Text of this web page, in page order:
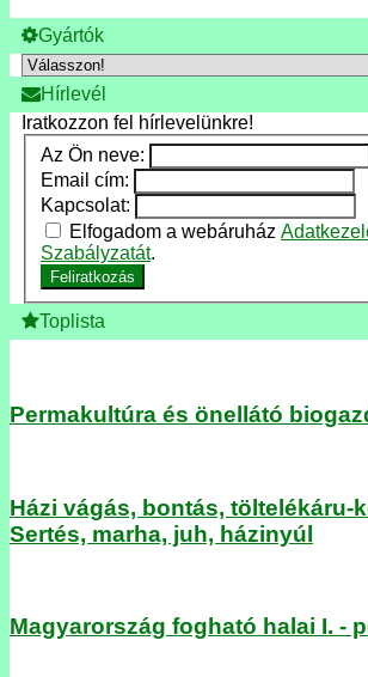
Gyártók
Hírlevél
Iratkozzon fel hírlevelünkre!
Az Ön neve:
Email cím:
Kapcsolat:
Elfogadom a webáruház
Szabályzatát.
Feliratkozás
Toplista
Permakultúra és önellátó
Házi vágás, bontás, töltelékáru-
Sertés, marha, juh, házinyúl
Magyarország fogható halai I. -